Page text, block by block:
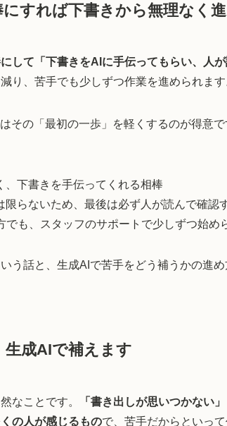
すれば下書きから無理なく
して「下書きをAIに手伝ってもらい、人
り、苦手でも少しずつ作業を進められま
その「最初の一歩」を軽くするのが得意
下書きを手伝ってくれる相棒
らないため、最後は必ず人が読んで確認
も、スタッフのサポートで少しずつ始め
う話と、生成AIで苦手をどう補うかの進
生成AIで補えます
なことです。
「書き出しが思いつかない
の人が感じるもので、苦手だからといっ